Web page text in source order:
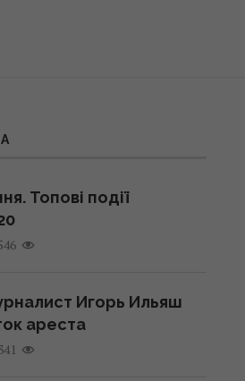
Топові події
Игорь Ильяш
ареста